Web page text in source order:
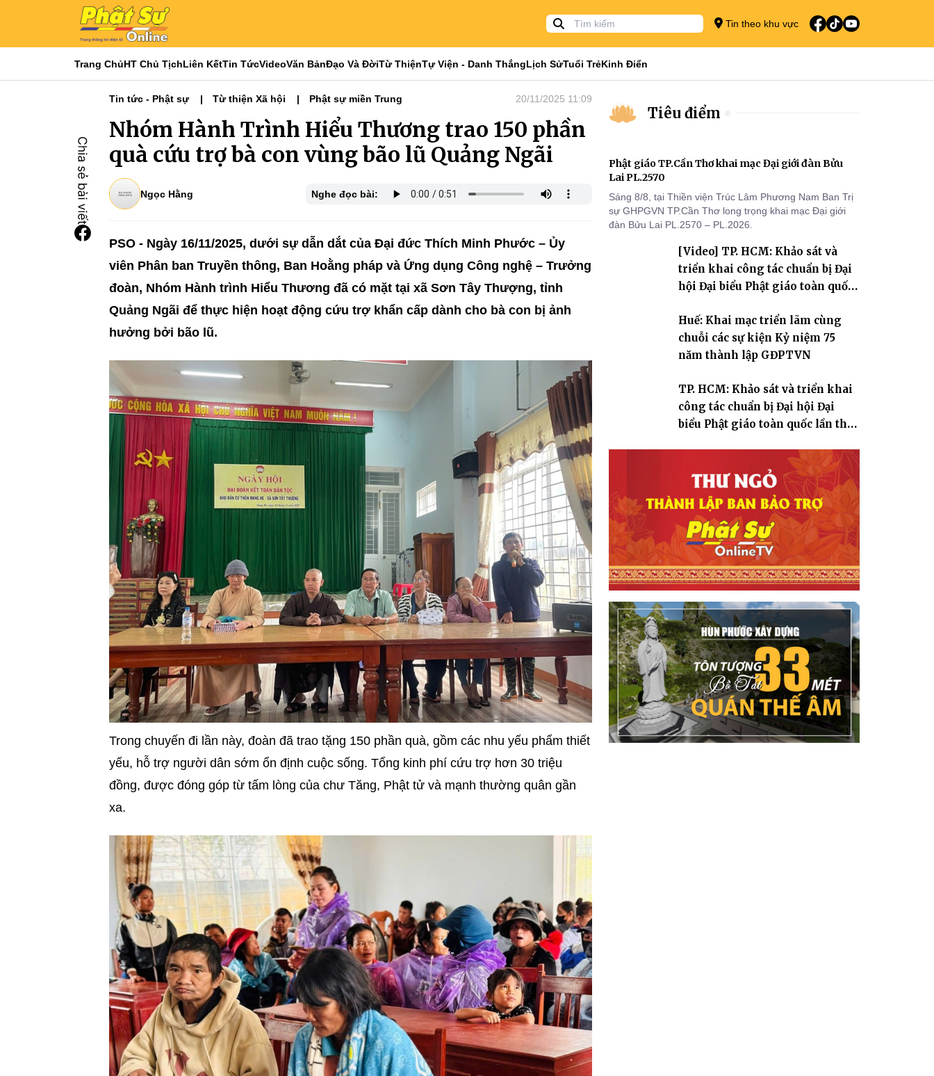
Tin theo khu vực
Trang ChủHT Chủ TịchLiên KếtTin TứcVideoVăn BảnĐạo Và ĐờiTừ ThiệnTự Viện - Danh ThắngLịch SửTuổi TrẻKinh Điển
Tin tức - Phật sự Từ thiện Xã hội Phật sự miền Trung 20/11/2025 11:09
Nhóm Hành Trình Hiểu Thương trao 150 phần
quà cứu trợ bà con vùng bão lũ Quảng Ngãi
Ngọc Hằng Nghe đọc bài:
PSO - Ngày 16/11/2025, dưới sự dẫn dắt của Đại đức Thích Minh Phước – Ủy
viên Phân ban Truyền thông, Ban Hoằng pháp và Ứng dụng Công nghệ – Trưởng
đoàn, Nhóm Hành trình Hiểu Thương đã có mặt tại xã Sơn Tây Thượng, tỉnh
Quảng Ngãi để thực hiện hoạt động cứu trợ khẩn cấp dành cho bà con bị ảnh
hưởng bởi bão lũ.
Trong chuyến đi lần này, đoàn đã trao tặng 150 phần quà, gồm các nhu yếu phẩm thiết
yếu, hỗ trợ người dân sớm ổn định cuộc sống. Tổng kinh phí cứu trợ hơn 30 triệu
đồng, được đóng góp từ tấm lòng của chư Tăng, Phật tử và mạnh thường quân gần
xa.
Tiêu điểm
Phật giáo TP.Cần Thơ khai mạc Đại giới đàn Bửu
Lai PL.2570
Sáng 8/8, tại Thiền viện Trúc Lâm Phương Nam Ban Trị
sự GHPGVN TP.Cần Thơ long trọng khai mạc Đại giới
đàn Bửu Lai PL.2570 – PL.2026.
[Video] TP. HCM: Khảo sát và
triển khai công tác chuẩn bị Đại
hội Đại biểu Phật giáo toàn quốc
Huế: Khai mạc triển lãm cùng
chuỗi các sự kiện Kỷ niệm 75
năm thành lập GĐPTVN
TP. HCM: Khảo sát và triển khai
công tác chuẩn bị Đại hội Đại
biểu Phật giáo toàn quốc lần thứ